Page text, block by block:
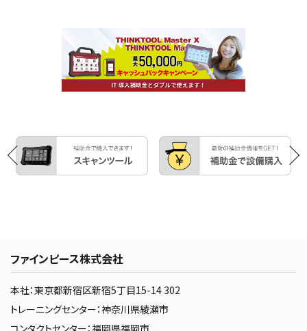
ファインピース株式会社
本社：東京都新宿区新宿5丁目15-14 302
トレーニングセンター：神奈川県綾瀬市
コンタクトセンター：福岡県福岡市